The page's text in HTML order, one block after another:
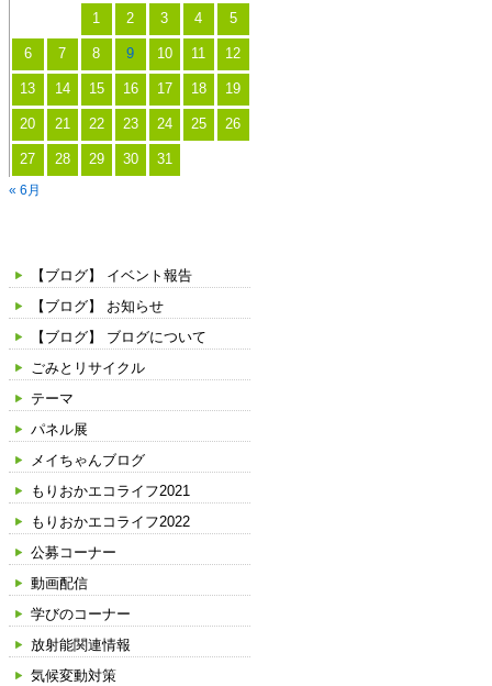
1 2 3 4 5
6 7 8 9 10 11 12
13 14 15 16 17 18 19
20 21 22 23 24 25 26
27 28 29 30 31
« 6月
【ブログ】 イベント報告
【ブログ】 お知らせ
【ブログ】 ブログについて
ごみとリサイクル
テーマ
パネル展
メイちゃんブログ
もりおかエコライフ2021
もりおかエコライフ2022
公募コーナー
動画配信
学びのコーナー
放射能関連情報
気候変動対策